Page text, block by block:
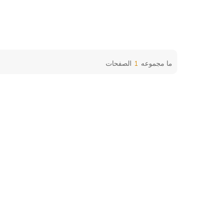
ما مجموعه 1 الصفحات